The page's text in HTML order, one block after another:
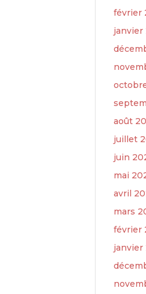
février
janvier
août
juillet
juin
mai
avril
mars
février
janvier